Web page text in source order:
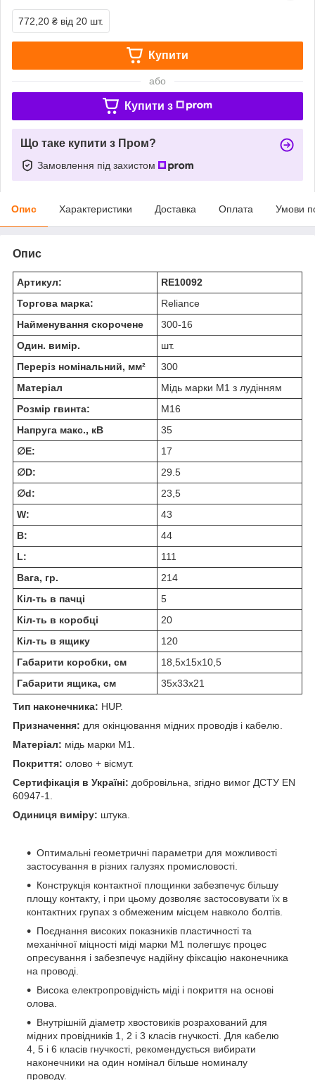
772,20 ₴ від 20 шт.
Купити
або
Купити з
Що таке купити з Пром?
Замовлення під захистом
Опис Характеристики Доставка Оплата Умови
Опис
Артикул:
RE10092
Торгова марка:
Reliance
Найменування скорочене
300-16
Один. вимір.
шт.
Переріз номінальний, мм²
300
Матеріал
Мідь марки М1 з лудінням
Розмір гвинта:
М16
Напруга макс., кВ
35
∅E:
17
∅D:
29.5
∅d:
23,5
W:
43
В:
44
L:
111
Вага, гр.
214
Кіл-ть в пачці
5
Кіл-ть в коробці
20
Кіл-ть в ящику
120
Габарити коробки, см
18,5х15х10,5
Габарити ящика, см
35х33х21
Тип наконечника: HUP.
Призначення: для окінцювання мідних проводів і кабелю.
Матеріал: мідь марки М1.
Покриття: олово + вісмут.
Сертифікація в Україні: добровільна, згідно вимог ДСТУ EN
60947-1.
Одиниця виміру: штука.
Оптимальні геометричні параметри для можливості
застосування в різних галузях промисловості.
Конструкція контактної площинки забезпечує більшу
площу контакту, і при цьому дозволяє застосовувати їх в
контактних групах з обмеженим місцем навколо болтів.
Поєднання високих показників пластичності та
механічної міцності міді марки М1 полегшує процес
опресування і забезпечує надійну фіксацію наконечника
на проводі.
Висока електропровідність міді і покриття на основі
олова.
Внутрішній діаметр хвостовиків розрахований для
мідних провідників 1, 2 і 3 класів гнучкості. Для кабелю
4, 5 і 6 класів гнучкості, рекомендується вибирати
наконечники на один номінал більше номиналу
проводу.